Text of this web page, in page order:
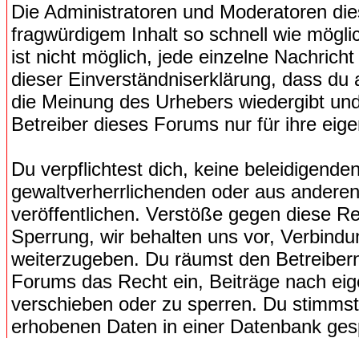
Die Administratoren und Moderatoren
fragwürdigem Inhalt so schnell wie
ist nicht möglich, jede einzelne
dieser Einverständniserklärung, dass
die Meinung des Urhebers wiedergibt
Betreiber dieses Forums nur für ihre
Du verpflichtest dich, keine
gewaltverherrlichenden oder aus
veröffentlichen. Verstöße gegen diese
Sperrung, wir behalten uns vor,
weiterzugeben. Du räumst den
Forums das Recht ein, Beiträge nach
verschieben oder zu sperren. Du
erhobenen Daten in einer Datenbank